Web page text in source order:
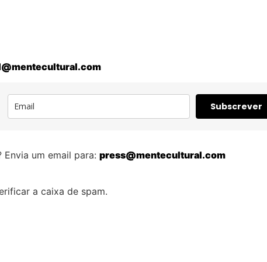
Subscrever
um email para: press@mentecultural.com
a caixa de spam.